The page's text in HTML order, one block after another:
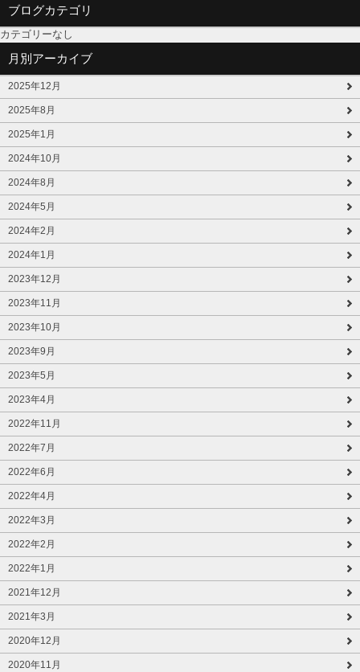
ブログカテゴリ
カテゴリーなし
月別アーカイブ
2025年12月
2025年8月
2025年1月
2024年10月
2024年8月
2024年5月
2024年2月
2024年1月
2023年12月
2023年11月
2023年10月
2023年9月
2023年5月
2023年4月
2022年11月
2022年7月
2022年6月
2022年4月
2022年3月
2022年2月
2022年1月
2021年12月
2021年3月
2020年12月
2020年11月